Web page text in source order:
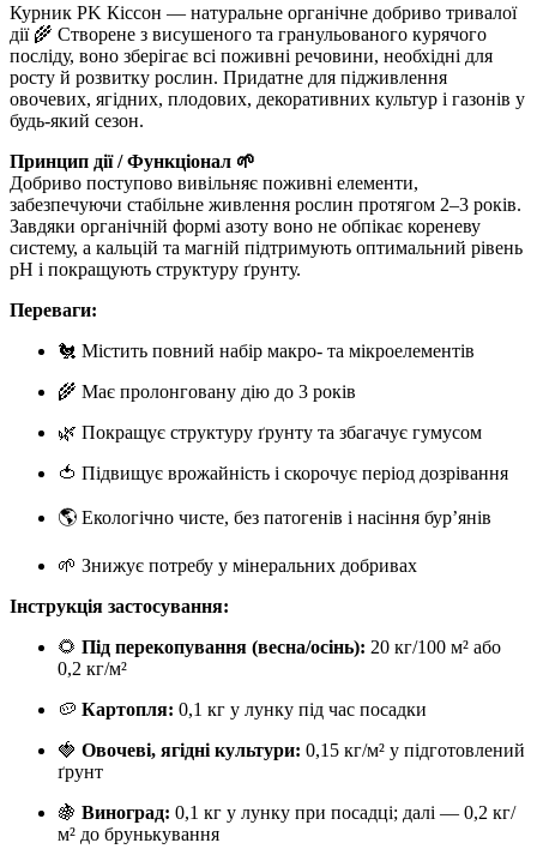
Курник PK Кіссон — натуральне органічне добриво тривалої
дії 🌾 Створене з висушеного та гранульованого курячого
посліду, воно зберігає всі поживні речовини, необхідні для
росту й розвитку рослин. Придатне для підживлення
овочевих, ягідних, плодових, декоративних культур і газонів у
будь-який сезон.
Принцип дії / Функціонал 🌱
Добриво поступово вивільняє поживні елементи,
забезпечуючи стабільне живлення рослин протягом 2–3 років.
Завдяки органічній формі азоту воно не обпікає кореневу
систему, а кальцій та магній підтримують оптимальний рівень
pH і покращують структуру ґрунту.
Переваги:
🐔 Містить повний набір макро- та мікроелементів
🌾 Має пролонговану дію до 3 років
🌿 Покращує структуру ґрунту та збагачує гумусом
🍅 Підвищує врожайність і скорочує період дозрівання
🌎 Екологічно чисте, без патогенів і насіння бур’янів
🌱 Знижує потребу у мінеральних добривах
Інструкція застосування:
🌻 Під перекопування (весна/осінь): 20 кг/100 м² або
0,2 кг/м²
🥔 Картопля: 0,1 кг у лунку під час посадки
🍓 Овочеві, ягідні культури: 0,15 кг/м² у підготовлений
ґрунт
🍇 Виноград: 0,1 кг у лунку при посадці; далі — 0,2 кг/
м² до брунькування